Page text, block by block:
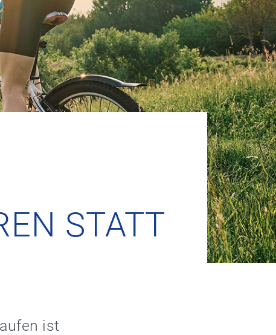
STATT
ist